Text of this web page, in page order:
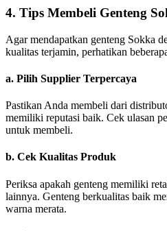
4. Tips Membeli Genteng
Agar mendapatkan genteng Sokka
kualitas terjamin, perhatikan
a. Pilih Supplier Terpercaya
Pastikan Anda membeli dari
memiliki reputasi baik. Cek ulasan
untuk membeli.
b. Cek Kualitas Produk
Periksa apakah genteng memiliki
lainnya. Genteng berkualitas baik
warna merata.